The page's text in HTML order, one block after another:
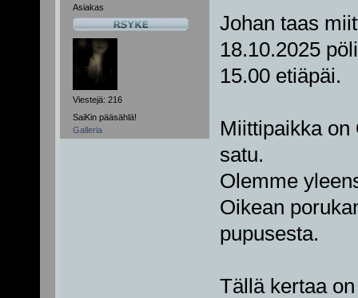
Asiakas
Viestejä: 216
SaiKin pääsählä!
Galleria
Johan taas
18.10.2025
15.00 etiäpäi.
Miittipaikka on
satu.
Olemme
Oikean
pupusesta.
Tällä kertaa